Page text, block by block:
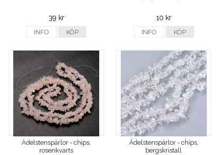
39 kr
INFO KÖP
10 kr
INFO KÖP
Ädelstenspärlor - chips,
rosenkvarts
Ädelstenspärlor - chips,
bergskristall